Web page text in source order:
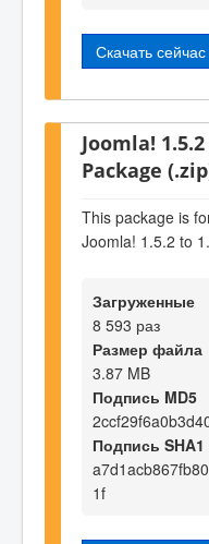
Скачать сейчас
Joomla!
Package
This package is
Joomla! 1.5.2 to
Загруженные
8 593 раз
Размер файла
3.87 MB
Подпись MD5
Подпись SHA1
1f